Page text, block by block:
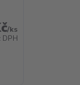
/ks
DPH